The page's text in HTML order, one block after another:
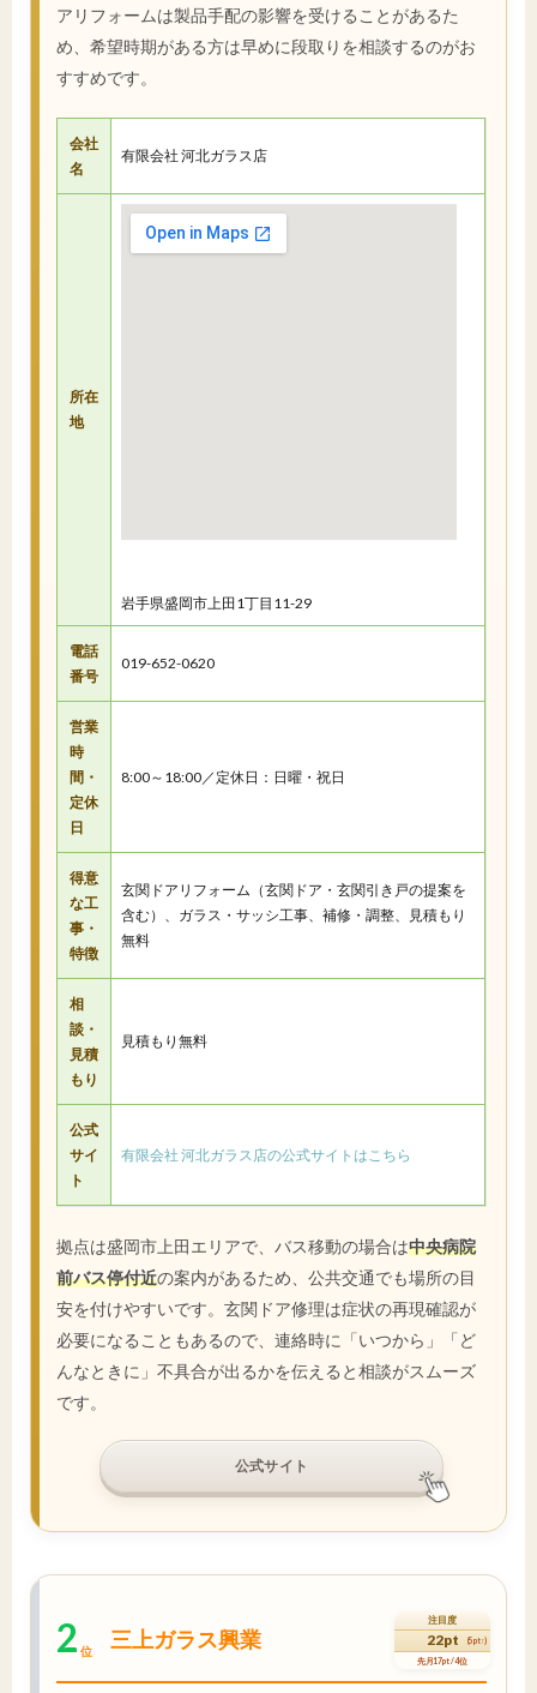
アリフォームは製品手配の影響を受けることがあるた
め、希望時期がある方は早めに段取りを相談するのがお
すすめです。
会社
名
有限会社 河北ガラス店
所在
地
岩手県盛岡市上田1丁目11-29
電話
番号
019-652-0620
営業
時
間・
定休
日
8:00～18:00／定休日：日曜・祝日
得意
な工
事・
特徴
玄関ドアリフォーム（玄関ドア・玄関引き戸の提案を
含む）、ガラス・サッシ工事、補修・調整、見積もり
無料
相
談・
見積
もり
見積もり無料
公式
サイ
ト
有限会社 河北ガラス店の公式サイトはこちら
拠点は盛岡市上田エリアで、バス移動の場合は中央病院
前バス停付近の案内があるため、公共交通でも場所の目
安を付けやすいです。玄関ドア修理は症状の再現確認が
必要になることもあるので、連絡時に「いつから」「ど
んなときに」不具合が出るかを伝えると相談がスムーズ
です。
公式サイト
2 位 三上ガラス興業
注目度
22pt (5pt↑)
先月17pt / 4位